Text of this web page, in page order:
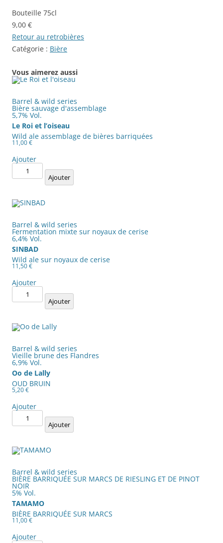
Bouteille 75cl
9,00 €
Retour au retrobières
Catégorie : Bière
Vous aimerez aussi
Barrel & wild series
Bière sauvage d'assemblage
5,7% Vol.
Le Roi et l’oiseau
Wild ale assemblage de bières barriquées
11,00€
Ajouter
quantité
Le
l'oiseau
Ajouter
Barrel & wild series
Fermentation mixte sur noyaux de cerise
6,4% Vol.
SINBAD
Wild ale sur noyaux de cerise
11,50€
Ajouter
quantité
SINBAD Ajouter
Barrel & wild series
Vieille brune des Flandres
6,9% Vol.
Oo de Lally
OUD BRUIN
5,20€
Ajouter
quantité
Oo Ajouter
Barrel & wild series
BIÈRE BARRIQUÉE SUR MARCS DE RIESLING ET DE PINOT
NOIR
5% Vol.
TAMAMO
BIÈRE BARRIQUÉE SUR MARCS
11,00€
Ajouter